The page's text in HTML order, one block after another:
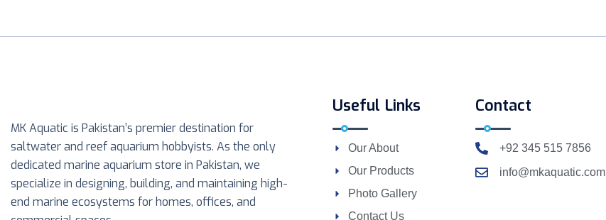
MK Aquatic is Pakistan’s premier destination for
saltwater and reef aquarium hobbyists. As the only
dedicated marine aquarium store in Pakistan, we
specialize in designing, building, and maintaining high-
end marine ecosystems for homes, offices, and
Useful Links
Our About
Our Products
Photo Gallery
Contact Us
Contact
+92 345 515 7856
info@mkaquatic.com